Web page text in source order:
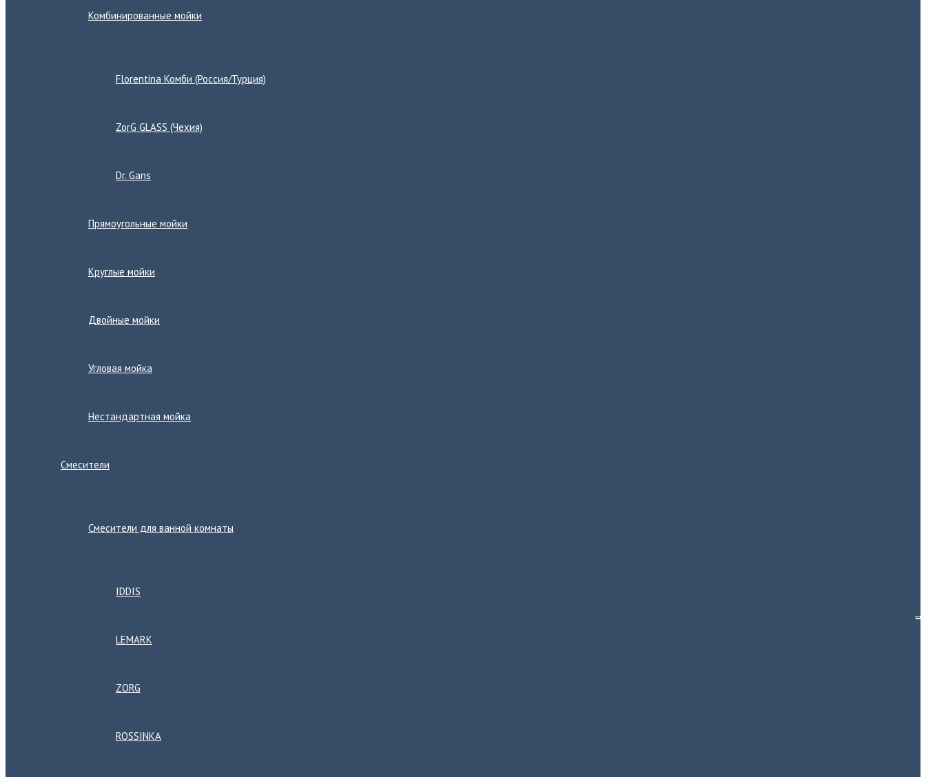
Комбинированные мойки
Florentina Комби (Россия/Турция)
ZorG GLASS (Чехия)
Dr. Gans
Прямоугольные мойки
Круглые мойки
Двойные мойки
Угловая мойка
Нестандартная мойка
Смесители
Смесители для ванной комнаты
IDDIS
LEMARK
ZORG
ROSSINKA